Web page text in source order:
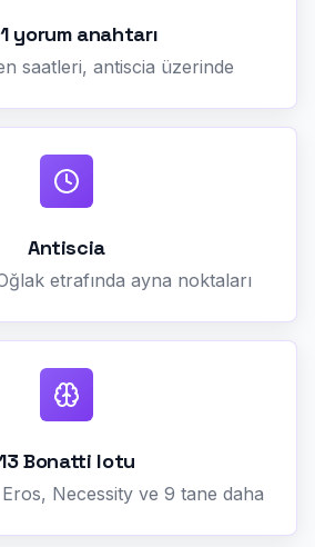
yorum anahtarı
saatleri, antiscia üzerinde
Antiscia
etrafında ayna noktaları
Bonatti lotu
Necessity ve 9 tane daha